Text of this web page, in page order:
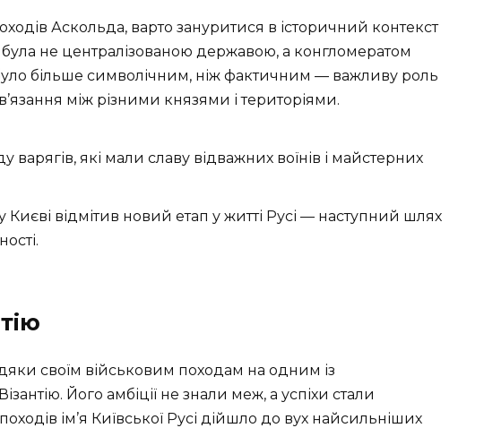
Аскольда, варто зануритися в історичний контекст
була не централізованою державою, а конгломератом
більше символічним, ніж фактичним — важливу роль
між різними князями і територіями.
які мали славу відважних воїнів і майстерних
Києві відмітив новий етап у житті Русі — наступний шлях
своїм військовим походам на одним із
Його амбіції не знали меж, а успіхи стали
ім’я Київської Русі дійшло до вух найсильніших